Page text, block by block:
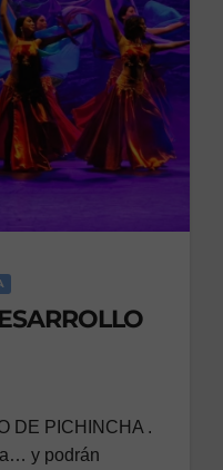
DE PICHINCHA .
y podrán